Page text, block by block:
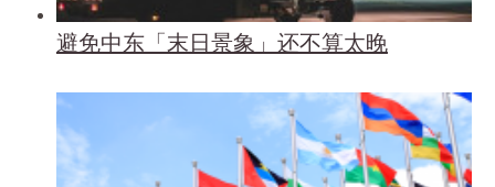
避免中东「末日景象」还不算太晚